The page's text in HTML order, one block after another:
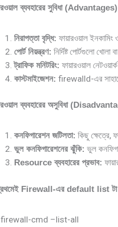
ব্যবহারের সুবিধা
নিরাপত্তা বৃদ্ধি: ফায়ারওয়াল
পোর্ট নিয়ন্ত্রণ: নির্দিষ্ট পোর্টগুলো খোলা
ট্রাফিক মনিটরিং: ফায়ারওয়াল
কাস্টমাইজেশন: firewalld-এর
ব্যবহারের অসুবিধা
কনফিগারেশন জটিলতা: কিছু ক্ষেত্রে,
ভুল কনফিগারেশনের ঝুঁকি: ভুল
Resource ব্যবহারের প্রভাব:
Firewall-এরdefault listটা
cmd –list-all